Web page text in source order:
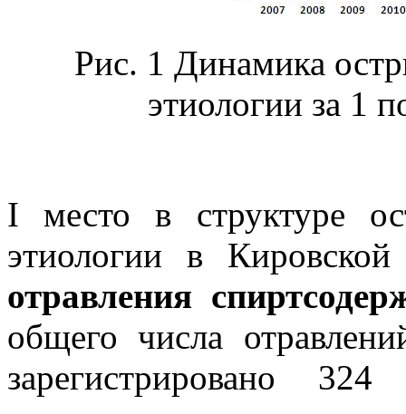
Рис. 1 Динамика
этиологии за 1
I место в структуре
этиологии в
отравления
общего числа
зарегистрировано